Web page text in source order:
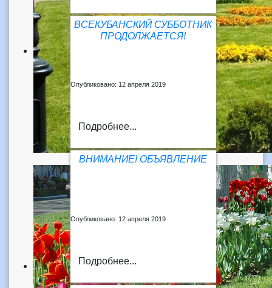
ВСЕКУБАНСКИЙ СУББОТНИК
ПРОДОЛЖАЕТСЯ!
Опубликовано: 12 апреля 2019
Подробнее...
ВНИМАНИЕ! ОБЪЯВЛЕНИЕ
Опубликовано: 12 апреля 2019
Подробнее...